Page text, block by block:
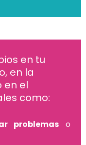
en tu
en la
en el
como:
problemas o